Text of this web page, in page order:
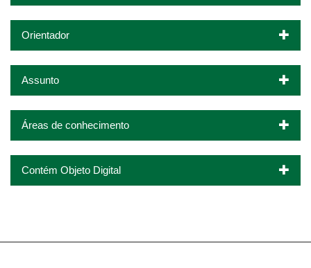
Orientador
Assunto
Áreas de conhecimento
Contém Objeto Digital